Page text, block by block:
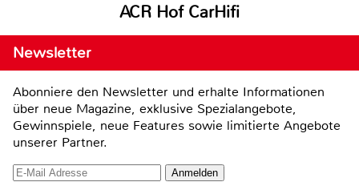
ACR Hof CarHifi
Newsletter
Abonniere den Newsletter und erhalte Informationen
über neue Magazine, exklusive Spezialangebote,
Gewinnspiele, neue Features sowie limitierte Angebote
unserer Partner.